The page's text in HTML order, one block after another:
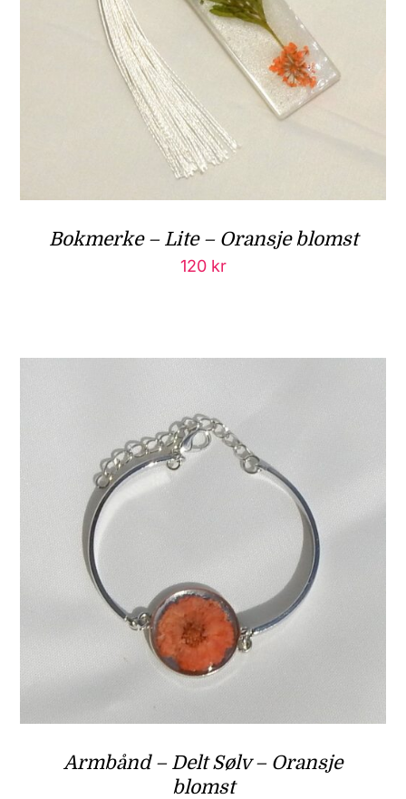
Bokmerke – Lite – Oransje blomst
120 kr
Armbånd – Delt Sølv – Oransje
blomst